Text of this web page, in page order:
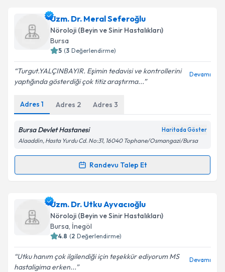
Doç. Dr. Fatma Çiğdem Doğuluiçin randevu takvimi
talebi oluşturun. Size bu uzmandan randevu almanız
için bir takvim hazırlandığında e-posta ile
bilgilendireceğiz.
E-posta Adresiniz
Kişisel verilerimin işlenmesine ilişkinAydınlatma
Metni'ni okudum ve kişisel verilerimin belirtilen
kapsamda işlenmesini kabul ediyorum.
Takvim Talebini Gönder
Uzm. Dr. Meral Seferoğlu
Nöroloji (Beyin ve Sinir Hastalıkları)
Bursa
5 (3 Değerlendirme)
Turgut.YALÇINBAYIR. Eşimin tedavisi ve kontrollerini
yaptığında gösterdiği çok titiz araştırma...
Devamı
Adres 1 Adres 2 Adres 3
Bursa Devlet Hastanesi Haritada Göster
Alaaddin, Hasta Yurdu Cd. No:31, 16040 Tophane/Osmangazi/Bursa
Randevu Talep Et
Randevu Takvimi Talebi
Uzm. Dr. Meral Seferoğluiçin randevu takvimi
talebi oluşturun. Size bu uzmandan randevu almanız
için bir takvim hazırlandığında e-posta ile
bilgilendireceğiz.
E-posta Adresiniz
Uzm. Dr. Utku Ayvacıoğlu
Nöroloji (Beyin ve Sinir Hastalıkları)
Bursa, İnegöl
4.8 (2 Değerlendirme)
Utku hanım çok ilgilendiği için teşekkür ediyorum MS
hastaligima erken...
Devamı